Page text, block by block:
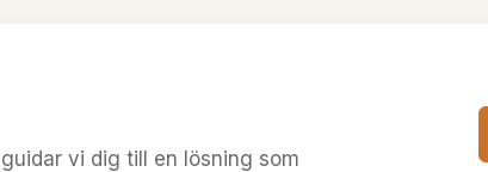
vi dig till en lösning som